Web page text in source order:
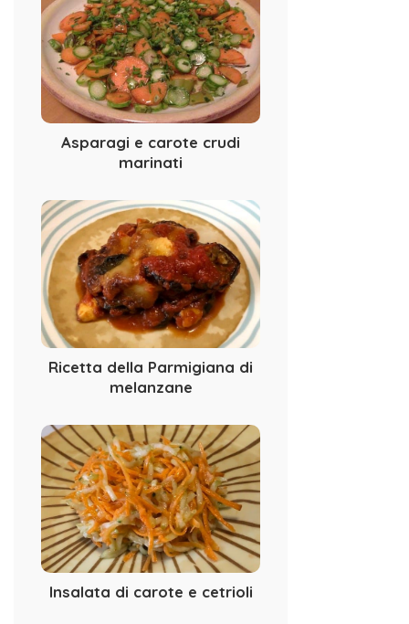
Asparagi e carote crudi
marinati
Ricetta della Parmigiana di
melanzane
Insalata di carote e cetrioli